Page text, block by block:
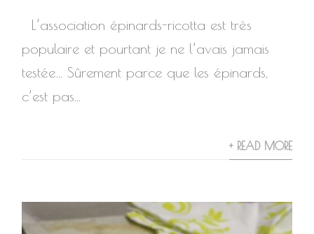
L’association épinards-ricotta est très
populaire et pourtant je ne l’avais jamais
testée… Sûrement parce que les épinards,
c’est pas...
+ READ MORE